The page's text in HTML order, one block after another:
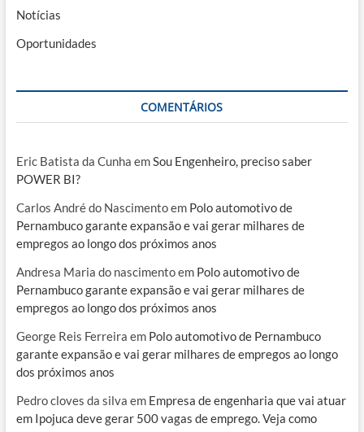
Notícias
Oportunidades
COMENTÁRIOS
Eric Batista da Cunha emSou Engenheiro, preciso saber
POWER BI?
Carlos André do Nascimentoem Polo automotivo de
Pernambuco garante expansão e vai gerar milhares de
empregos ao longo dos próximos anos
Andresa Maria do nascimentoem Polo automotivo de
Pernambuco garante expansão e vai gerar milhares de
empregos ao longo dos próximos anos
George Reis Ferreira em Polo automotivo de Pernambuco
garante expansão e vai gerar milhares de empregos ao longo
dos próximos anos
Pedro cloves da silva em Empresa de engenharia que vai atuar
em Ipojuca deve gerar 500 vagas de emprego. Veja como